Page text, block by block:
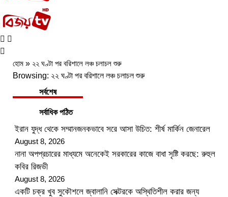
হোম » ২২ ঘণ্টা পর বরিশালে লঞ্চ চলাচল শুরু
Browsing: ২২ ঘণ্টা পর বরিশালে লঞ্চ চলাচল শুরু
সর্বশেষ
সর্বাধিক পঠিত
ইরান যুদ্ধ থেকে সম্মানজনকভাবে সরে আসা উচিত: শীর্ষ মার্কিন জেনারেল
August 8, 2026
নানা অপপ্রচারের মাধ্যমে অনেকেই সরকারের কাজে বাধা সৃষ্টি করছে: রুহুল
কবির রিজভী
August 8, 2026
একটি চক্র খুব সুকৌশলে জ্বালানি সেক্টরকে অস্থিতিশীল করার জন্য